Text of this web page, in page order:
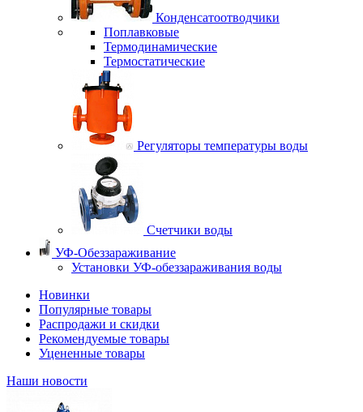
Конденсатоотводчики
Поплавковые
Термодинамические
Термостатические
Регуляторы температуры воды
Счетчики воды
УФ-Обеззараживание
Установки УФ-обеззараживания воды
Новинки
Популярные товары
Распродажи и скидки
Рекомендуемые товары
Уцененные товары
Наши новости